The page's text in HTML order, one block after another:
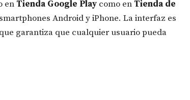
en Tienda Google Play como en Tienda de
Android y iPhone. La interfaz es
garantiza que cualquier usuario pueda